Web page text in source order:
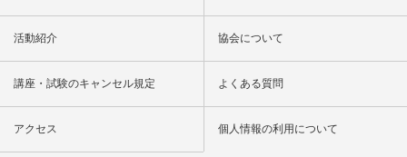
活動紹介 協会について
講座・試験のキャンセル規定 よくある質問
アクセス 個人情報の利用について